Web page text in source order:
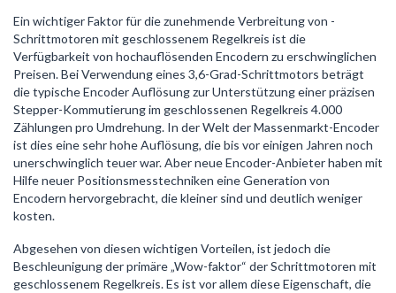
Ein wichtiger Faktor für die zunehmende Verbreitung von -
Schrittmotoren mit geschlossenem Regelkreis ist die
Verfügbarkeit von hochauflösenden Encodern zu erschwinglichen
Preisen. Bei Verwendung eines 3,6-Grad-Schrittmotors beträgt
die typische Encoder Auflösung zur Unterstützung einer präzisen
Stepper-Kommutierung im geschlossenen Regelkreis 4.000
Zählungen pro Umdrehung. In der Welt der Massenmarkt-Encoder
ist dies eine sehr hohe Auflösung, die bis vor einigen Jahren noch
unerschwinglich teuer war. Aber neue Encoder-Anbieter haben mit
Hilfe neuer Positionsmesstechniken eine Generation von
Encodern hervorgebracht, die kleiner sind und deutlich weniger
kosten.
Abgesehen von diesen wichtigen Vorteilen, ist jedoch die
Beschleunigung der primäre „Wow-faktor“ der Schrittmotoren mit
geschlossenem Regelkreis. Es ist vor allem diese Eigenschaft, die